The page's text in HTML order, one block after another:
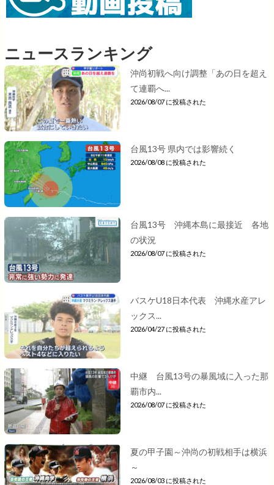
ニュースランキング
沖尚初戦へ向け調整「あの日を超え
て連覇へ...
2026/08/07 に投稿された
台風13号 県内では影響続く
2026/08/08 に投稿された
台風13号 沖縄本島に最接近 各地
の状況
2026/08/07 に投稿された
バスケU18日本代表 沖縄水産アレ
ックス...
2026/04/27 に投稿された
中継 台風13号の暴風域に入った那
覇市内...
2026/08/07 に投稿された
夏の甲子園～沖尚の初戦相手は横浜
～
2026/08/03 に投稿された